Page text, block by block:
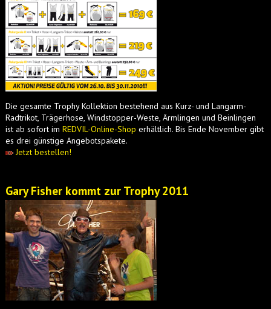
Die gesamte Trophy Kollektion bestehend aus Kurz- und Langarm-
Radtrikot, Trägerhose, Windstopper-Weste, Ärmlingen und Beinlingen
ist ab sofort im REDVIL-Online-Shop erhältlich. Bis Ende November gibt
es drei günstige Angebotspakete.
Jetzt bestellen!
Gary Fisher kommt zur Trophy 2011